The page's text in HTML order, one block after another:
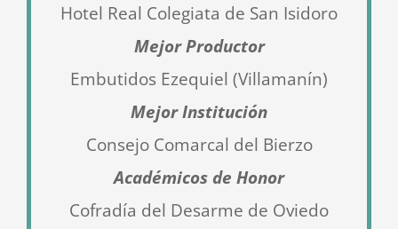
Hotel Real Colegiata de San Isidoro
Mejor Productor
Embutidos Ezequiel (Villamanín)
Mejor Institución
Consejo Comarcal del Bierzo
Académicos de Honor
Cofradía del Desarme de Oviedo